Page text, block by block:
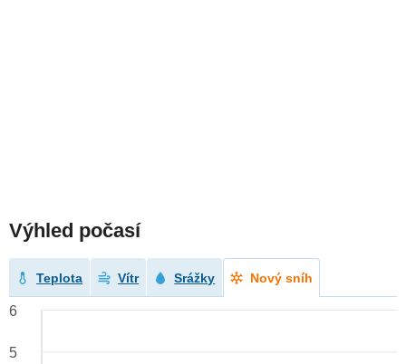
Výhled počasí
Teplota Vítr Srážky Nový sníh
6
5